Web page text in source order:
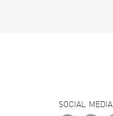
SOCIAL MEDIA